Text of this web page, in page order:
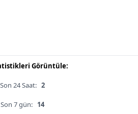
Görüntüle:
Son 24 Saat: 2
Son 7 gün: 14